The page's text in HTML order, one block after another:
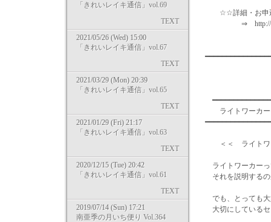
「きれいレイキ通信」vol.69
TEXT
2021/05/26 (Wed) 15:00
「きれいレイキ通信」vol.67
TEXT
2021/03/29 (Mon) 20:39
「きれいレイキ通信」vol.65
TEXT
2021/01/29 (Fri) 21:17
「きれいレイキ通信」vol.63
TEXT
2020/12/15 (Tue) 20:42
「きれいレイキ通信」vol.61
TEXT
2019/07/14 (Sun) 17:21
南亜季の月いち便り Vol.364
☆☆詳細・お申込
⇒ http://m-
ライトワーカ
＜＜ ライトワ
ライトワーカー
それを説明する
でも、とっても
大切にしている